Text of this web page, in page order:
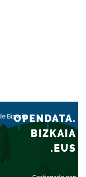
Bizkaia
OPENDATA.
BIZKAIA
.EUS